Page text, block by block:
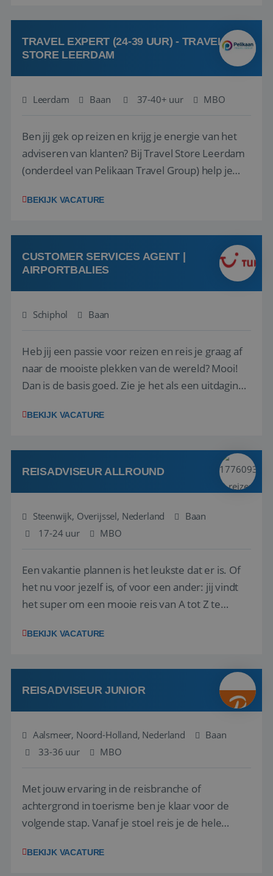
team het reisbureau verder...
TRAVEL EXPERT (24-39 UUR) - TRAVEL
STORE LEERDAM
Leerdam Baan 37-40+ uur MBO
Ben jij gek op reizen en krijg je energie van het
adviseren van klanten? Bij Travel Store Leerdam
(onderdeel van Pelikaan Travel Group) help je
vinden. Samen maken we van elke reis een
hebt in de reisbranche of j...
BEKIJK VACATURE
CUSTOMER SERVICES AGENT |
AIRPORTBALIES
Schiphol Baan
Heb jij een passie voor reizen en reis je graag af
naar de mooiste plekken van de wereld? Mooi!
Dan is de basis goed. Zie je het als een uitdaging
het samenstellen en boeken van de perfecte
deze onderdelen zijn nu samen gevoegd...
BEKIJK VACATURE
REISADVISEUR ALLROUND
Steenwijk, Overijssel, Nederland
Baan
17-24 uur
MBO
Een vakantie plannen is het leukste dat er is. Of
het nu voor jezelf is, of voor een ander: jij vindt
het super om een mooie reis van A tot Z te
vakantiegangers de meest prachtige plekjes op
werken: of het nu gaat om vragen ...
BEKIJK VACATURE
REISADVISEUR JUNIOR
Aalsmeer, Noord-Holland, Nederland
Baan
33-36 uur
MBO
Met jouw ervaring in de reisbranche of
achtergrond in toerisme ben je klaar voor de
volgende stap. Vanaf je stoel reis je de hele
wensen van je team, je klant en wat er in de
BEKIJK VACATURE